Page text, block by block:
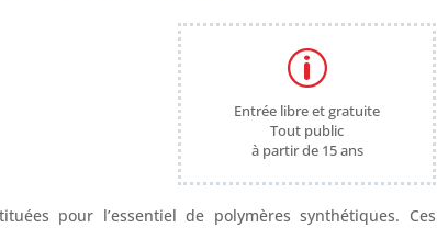
p
Entrée libre et gratuite
Tout public
à partir de 15 ans
pour l’essentiel de polymères synthétiques. Ces